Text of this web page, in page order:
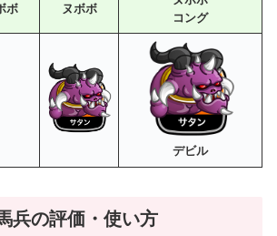
ボ ヌボボ
コング
デビル
兵の評価・使い方